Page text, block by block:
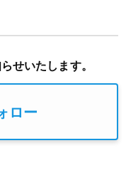
せいたします。
ロー